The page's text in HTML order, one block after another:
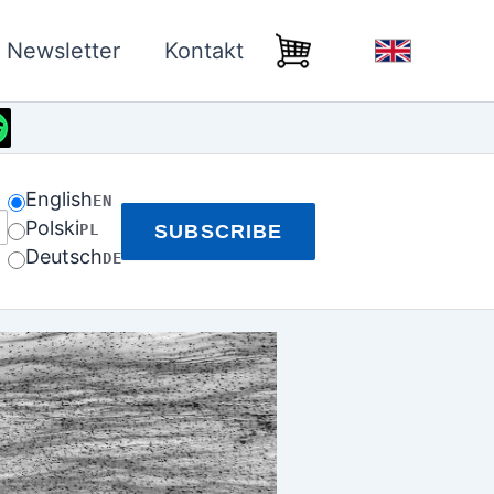
Newsletter Kontakt
EnglishEN
PolskiPL
DeutschDE
SUBSCRIBE